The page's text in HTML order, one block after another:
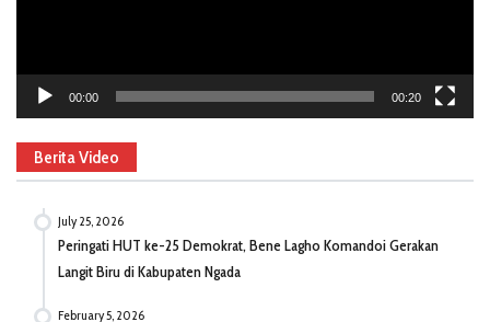
00:00 00:20
Berita Video
July 25, 2026
Peringati HUT ke-25 Demokrat, Bene Lagho Komandoi Gerakan
Langit Biru di Kabupaten Ngada
February 5, 2026